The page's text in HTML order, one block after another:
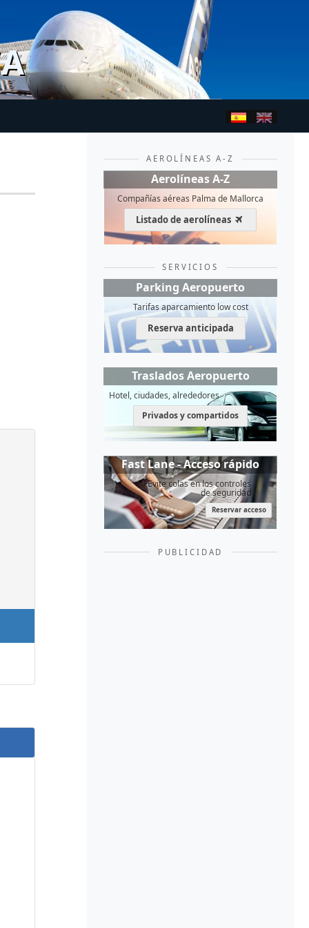
AEROLÍNEAS A-Z
Aerolíneas A-Z
Compañías aéreas Palma de Mallorca
Listado de aerolíneas
SERVICIOS
Parking Aeropuerto
Tarifas aparcamiento low cost
Reserva anticipada
Traslados Aeropuerto
Hotel, ciudades, alrededores
Privados y compartidos
Fast Lane - Acceso rápido
Evite colas en los controles
de seguridad
Reservar acceso
PUBLICIDAD